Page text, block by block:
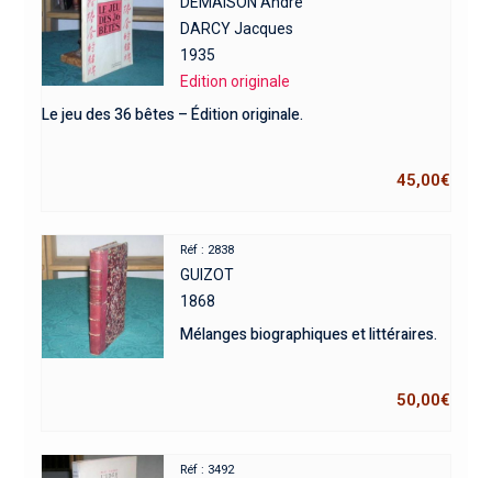
DARCY Jacques
1935
Edition originale
Le jeu des 36 bêtes – Édition originale.
45,00€
Réf : 2838
GUIZOT
1868
Mélanges biographiques et littéraires.
50,00€
Réf : 3492